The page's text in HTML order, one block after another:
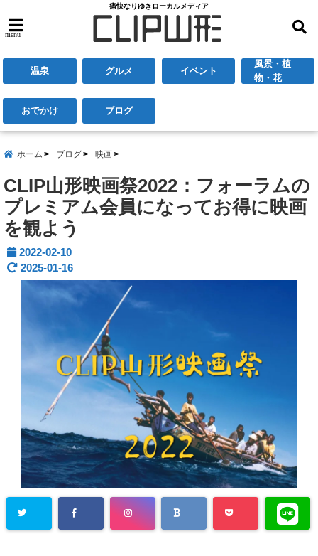
痛快なりゆきローカルメディア
menu
温泉 グルメ イベント
風景・植
物・花
おでかけ ブログ
ホーム ブログ 映画
CLIP山形映画祭2022：フォーラムの
プレミアム会員になってお得に映画
を観よう
2022-02-10
2025-01-16